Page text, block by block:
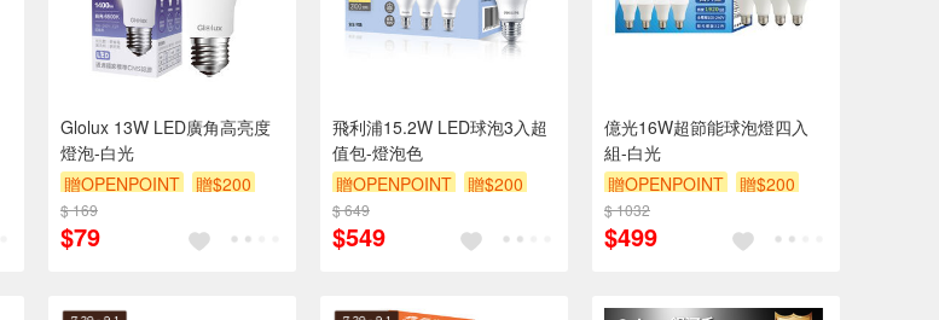
Glolux 13W LED廣角高亮度
燈泡-白光
贈OPENPOINT
贈$200
$ 169
$79
飛利浦15.2W LED球泡3入超
值包-燈泡色
贈OPENPOINT
贈$200
$ 649
$549
億光16W超節能球泡燈四入
組-白光
贈OPENPOINT
贈$200
$ 1032
$499